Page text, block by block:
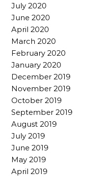
July 2020
June 2020
April 2020
March 2020
February 2020
January 2020
December 2019
November 2019
October 2019
September 2019
August 2019
July 2019
June 2019
May 2019
April 2019